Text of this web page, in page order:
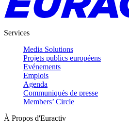
Services
Media Solutions
Projets publics européens
Evénements
Emplois
Agenda
Communiqués de presse
Members’ Circle
À Propos d'Euractiv